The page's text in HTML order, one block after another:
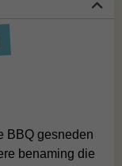
BBQ gesneden
benaming die